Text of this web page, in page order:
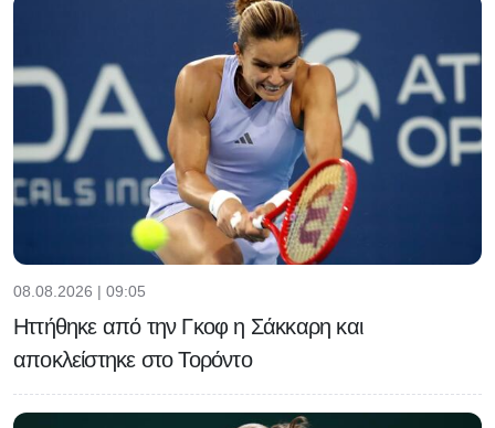
08.08.2026 | 09:05
Ηττήθηκε από την Γκοφ η Σάκκαρη και
αποκλείστηκε στο Τορόντο